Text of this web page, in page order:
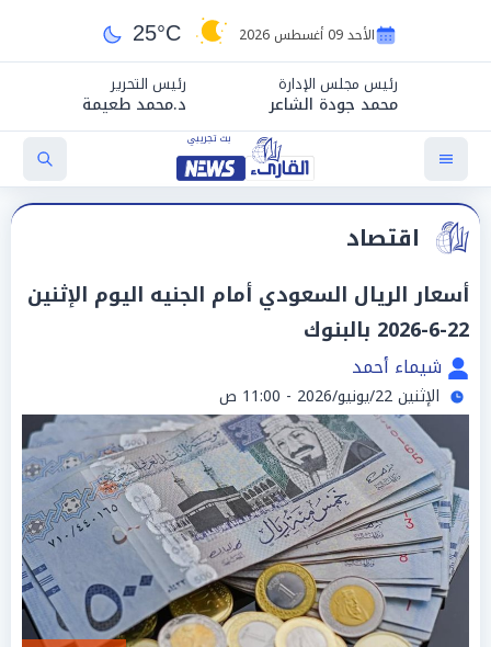
الأحد 09 أغسطس 2026 25°C
رئيس مجلس الإدارة
محمد جودة الشاعر
رئيس التحرير
د.محمد طعيمة
اقتصاد
أسعار الريال السعودي أمام الجنيه اليوم الإثنين
22-6-2026 بالبنوك
شيماء أحمد
الإثنين 22/يونيو/2026 - 11:00 ص